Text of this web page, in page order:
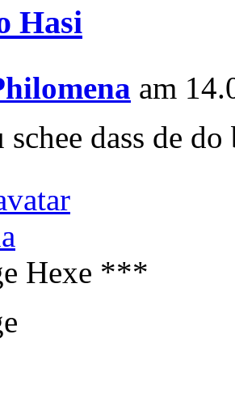
Hasi
am
schee dass de
Hexe ***